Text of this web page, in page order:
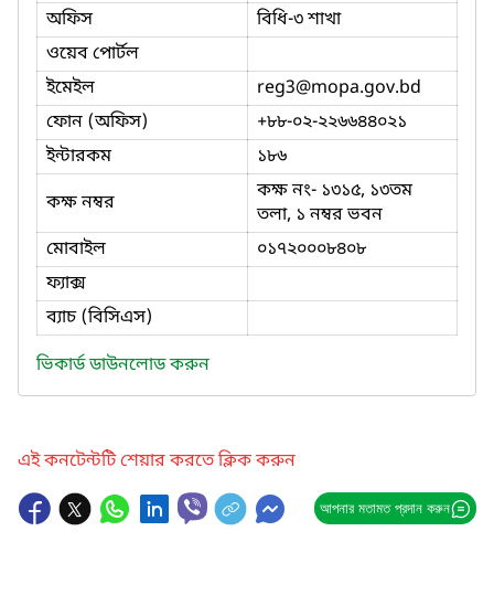
অফিস
বিধি-৩ শাখা
ওয়েব পোর্টল
ইমেইল
reg3@mopa.gov.bd
ফোন (অফিস)
+৮৮-০২-২২৬৬৪৪০২১
ইন্টারকম
১৮৬
কক্ষ নম্বর
কক্ষ নং- ১৩১৫, ১৩তম
তলা, ১ নম্বর ভবন
মোবাইল
০১৭২০০০৮৪০৮
ফ্যাক্স
ব্যাচ (বিসিএস)
ভিকার্ড ডাউনলোড করুন
এই কনটেন্টটি শেয়ার করতে ক্লিক করুন
আপনার মতামত প্রদান করুন